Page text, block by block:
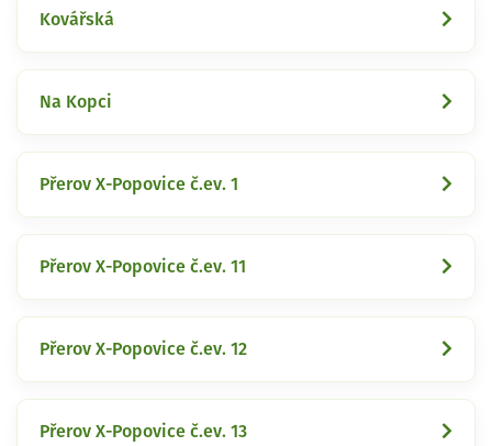
Kovářská
Na Kopci
Přerov X-Popovice č.ev. 1
Přerov X-Popovice č.ev. 11
Přerov X-Popovice č.ev. 12
Přerov X-Popovice č.ev. 13